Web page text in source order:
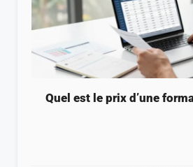
Quel est le prix d’une